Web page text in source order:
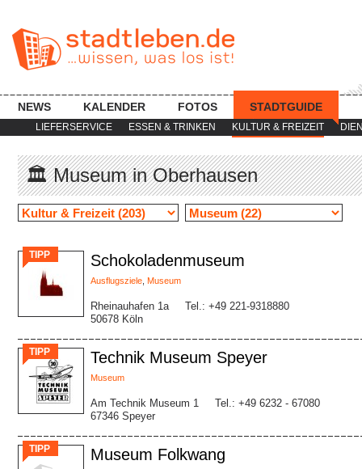
LIEFERSERVICE ESSEN & TRINKEN KULTUR & FREIZEIT
NEWS KALENDER FOTOS STADTGUIDE
🏛 Museum in Oberhausen
TIPP Schokoladenmuseum
Ausflugsziele Museum
Rheinauhafen 1a
50678 Köln
Tel.: +49 221-9318880
TIPP Technik Museum Speyer
Museum
Am Technik Museum 1
67346 Speyer
Tel.: +49 6232 - 67080
TIPP Museum Folkwang